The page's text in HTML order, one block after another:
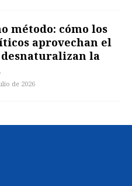
método: cómo los
aprovechan el
desnaturalizan la
de 2026